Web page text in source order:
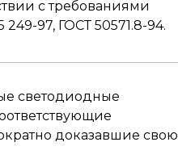
с требованиями
97, ГОСТ 50571.8-94.
светодиодные
доказавшие свою